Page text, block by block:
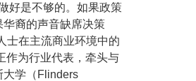
好是不够的。如果政策
裔的声音缺席决策
士在主流商业环境中的
作为行业代表，牵头与
大学（Flinders